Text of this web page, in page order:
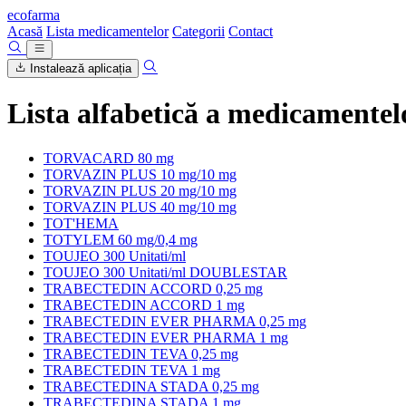
ecofarma
Acasă Lista medicamentelor Categorii Contact
Instalează aplicația
Lista alfabetică a
TORVACARD 80 mg
TORVAZIN PLUS 10 mg/10 mg
TORVAZIN PLUS 20 mg/10 mg
TORVAZIN PLUS 40 mg/10 mg
TOT'HEMA
TOTYLEM 60 mg/0,4 mg
TOUJEO 300 Unitati/ml
TOUJEO 300 Unitati/ml DOUBLESTAR
TRABECTEDIN ACCORD 0,25 mg
TRABECTEDIN ACCORD 1 mg
TRABECTEDIN EVER PHARMA 0,25 mg
TRABECTEDIN EVER PHARMA 1 mg
TRABECTEDIN TEVA 0,25 mg
TRABECTEDIN TEVA 1 mg
TRABECTEDINA STADA 0,25 mg
TRABECTEDINA STADA 1 mg